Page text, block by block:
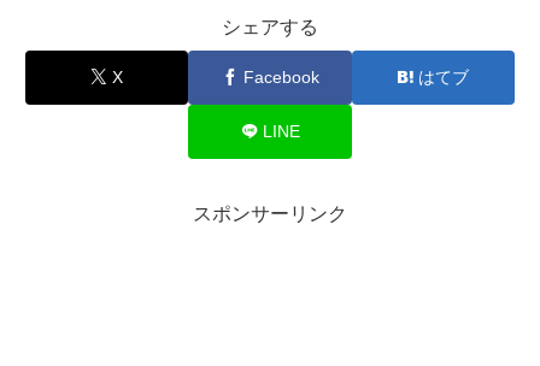
シェアする
X Facebook はてブ
LINE
スポンサーリンク